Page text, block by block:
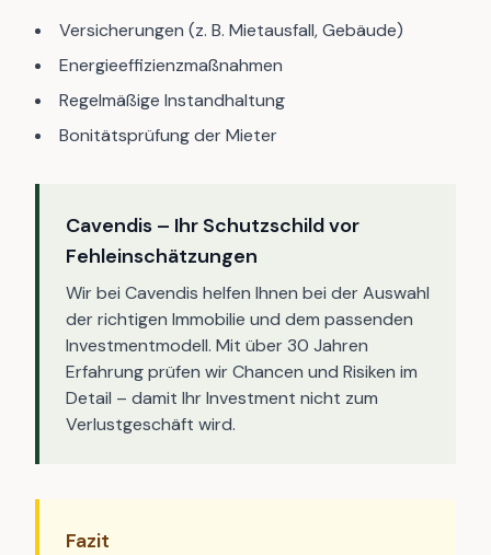
Versicherungen (z. B. Mietausfall, Gebäude)
Energieeffizienzmaßnahmen
Regelmäßige Instandhaltung
Bonitätsprüfung der Mieter
Cavendis – Ihr Schutzschild vor
Fehleinschätzungen
Wir bei Cavendis helfen Ihnen bei der Auswahl
der richtigen Immobilie und dem passenden
Investmentmodell. Mit über 30 Jahren
Erfahrung prüfen wir Chancen und Risiken im
Detail – damit Ihr Investment nicht zum
Verlustgeschäft wird.
Fazit